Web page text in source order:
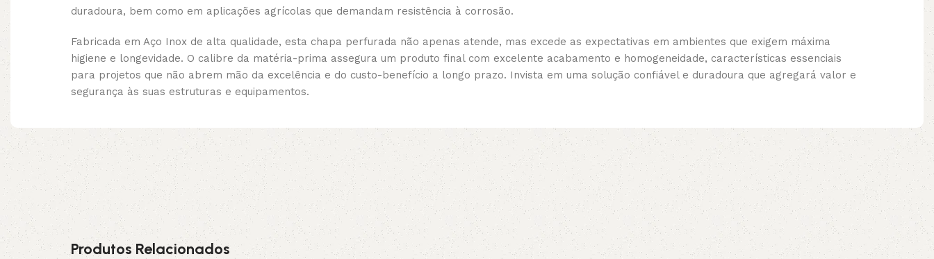
duradoura, bem como em aplicações agrícolas que demandam resistência à corrosão.
Fabricada em Aço Inox de alta qualidade, esta chapa perfurada não apenas atende, mas excede as expectativas em ambientes que exigem máxima
higiene e longevidade. O calibre da matéria-prima assegura um produto final com excelente acabamento e homogeneidade, características essenciais
para projetos que não abrem mão da excelência e do custo-benefício a longo prazo. Invista em uma solução confiável e duradoura que agregará valor e
segurança às suas estruturas e equipamentos.
Produtos Relacionados